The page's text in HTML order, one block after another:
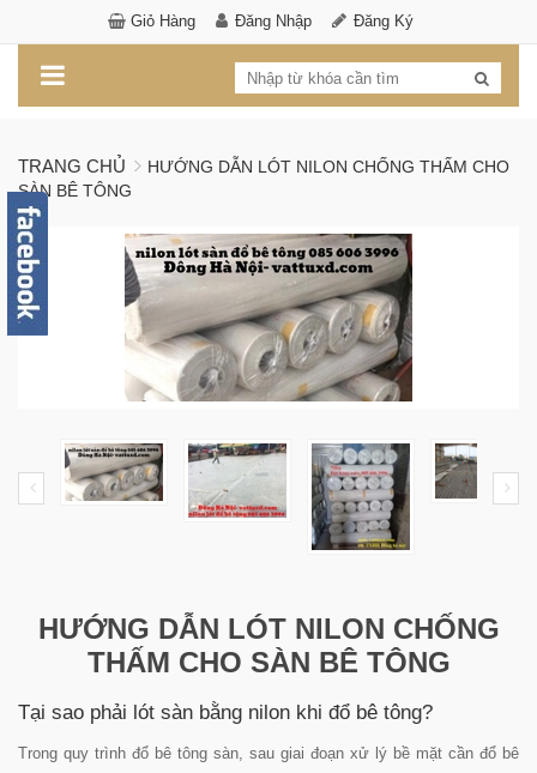
Giỏ Hàng Đăng Nhập Đăng Ký
TRANG CHỦ
HƯỚNG DẪN LÓT NILON CHỐNG THẤM CHO
SÀN BÊ TÔNG
HƯỚNG DẪN LÓT NILON CHỐNG
THẤM CHO SÀN BÊ TÔNG
Tại sao phải lót sàn bằng nilon khi đổ bê tông?
Trong quy trình đổ bê tông sàn, sau giai đoạn xử lý bề mặt cần đổ bê